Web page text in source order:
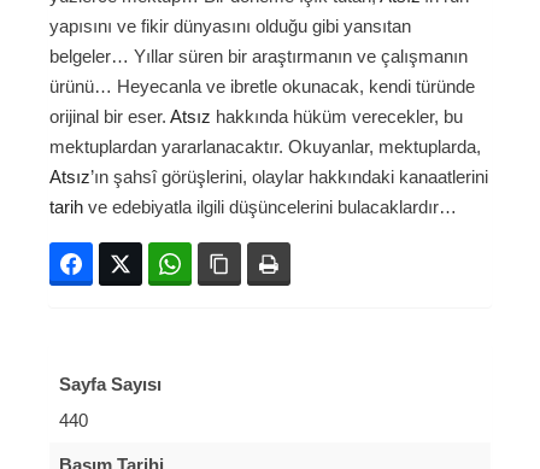
yapısını ve fikir dünyasını olduğu gibi yansıtan
belgeler… Yıllar süren bir araştırmanın ve çalışmanın
ürünü… Heyecanla ve ibretle okunacak, kendi türünde
orijinal bir eser. Atsız hakkında hüküm verecekler, bu
mektuplardan yararlanacaktır. Okuyanlar, mektuplarda,
Atsız’ın şahsî görüşlerini, olaylar hakkındaki kanaatlerini
tarih ve edebiyatla ilgili düşüncelerini bulacaklardır…
FacebookTwitter WhatsAppBağlanıyı kopyala
Sayfa Sayısı
440
Basım Tarihi